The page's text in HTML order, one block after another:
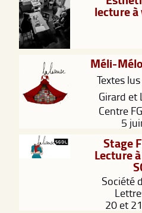
lecture
Méli-
Textes
Girard et
Centre
5
Stage
Lecture
Société
20 et